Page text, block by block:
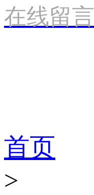
在线留言
首页
>